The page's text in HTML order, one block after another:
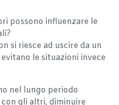
possono influenzare le
si riesce ad uscire da un
le situazioni invece
nel lungo periodo
gli altri, diminuire